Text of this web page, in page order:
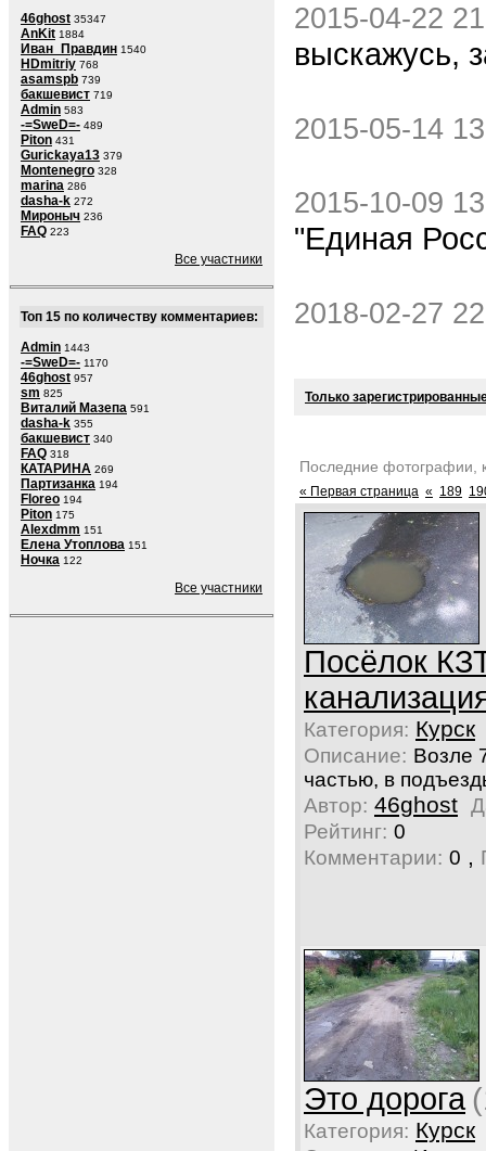
46ghost 35347
AnKit 1884
Иван_Правдин 1540
HDmitriy 768
asamspb 739
бакшевист 719
Admin 583
-=SweD=- 489
Piton 431
Gurickaya13 379
Montenegro 328
marina 286
dasha-k 272
Мироныч 236
FAQ 223
Все участники
Топ 15 по количеству комментариев:
Admin 1443
-=SweD=- 1170
46ghost 957
sm 825
Виталий Мазепа 591
dasha-k 355
бакшевист 340
FAQ 318
КАТАРИНА 269
Партизанка 194
Floreo 194
Piton 175
Alexdmm 151
Елена Утоплова 151
Ночка 122
Все участники
2015-04-22
выскажусь,
2015-05-14
2015-10-09
"Единая
2018-02-27
Только
Последние фотографии,
« Первая страница « 189
Посёлок
Категория: Курск
Описание: Возле
частью, в
Автор: 46ghost
Рейтинг: 0
Комментарии: 0 ,
Это дорога
Категория: Курск